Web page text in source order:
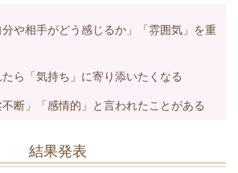
や相手がどう感じるか」「雰囲気」を重
ら「気持ち」に寄り添いたくなる
不断」「感情的」と言われたことがある
結果発表